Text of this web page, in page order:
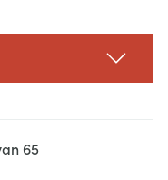
65